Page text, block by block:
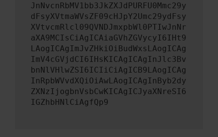
JnNvcnRbMV1bb3JkZXJdPURFU0Mmc29y
dFsyXVtmaWVsZF09cHJpY2Umc29ydFsy
XVtvcmRlcl09QVNDJmxpbWl0PTIwJnNr
aXA9MCIsCiAgICAiaGVhZGVycyI6IHt9
LAogICAgImJvZHkiOiBudWxsLAogICAg
ImV4cGVjdCI6IHsKICAgICAgInJlc3Bv
bnNlVHlwZSI6ICIiCiAgICB9LAogICAg
InRpbWVvdXQiOiAwLAogICAgInByb2dy
ZXNzIjogbnVsbCwKICAgICJyaXNreSI6
IGZhbHNlCiAgfQp9